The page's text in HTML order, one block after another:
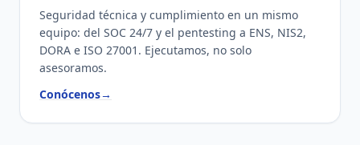
Seguridad técnica y cumplimiento en un mismo
equipo: del SOC 24/7 y el pentesting a ENS, NIS2,
DORA e ISO 27001. Ejecutamos, no solo
asesoramos.
Conócenos→